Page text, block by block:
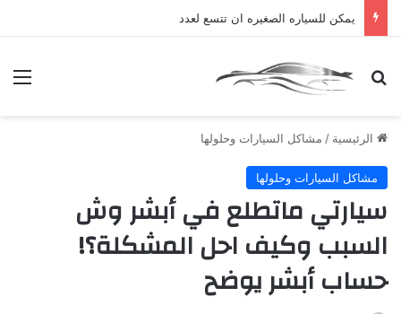
يمكن للسياره الصغيره ان تتسع لعدد
بحث عن
الرئيسية / مشاكل السيارات وحلولها
مشاكل السيارات وحلولها
سيارتي ماتطلع في أبشر وش
السبب وكيف احل المشكلة؟!
حساب أبشر يوضح